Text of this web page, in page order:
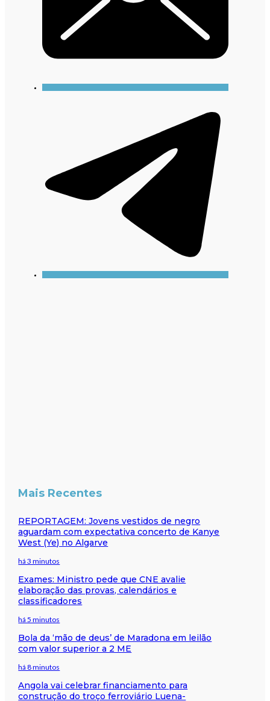
Mais Recentes
REPORTAGEM: Jovens vestidos de negro
aguardam com expectativa concerto de Kanye
West (Ye) no Algarve
há 3 minutos
Exames: Ministro pede que CNE avalie
elaboração das provas, calendários e
classificadores
há 5 minutos
Bola da ‘mão de deus’ de Maradona em leilão
com valor superior a 2 ME
há 8 minutos
Angola vai celebrar financiamento para
construção do troço ferroviário Luena-